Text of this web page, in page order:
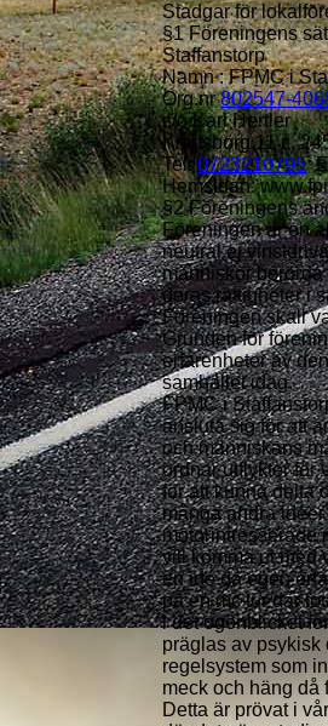
Stadgar för
§1 Föreningens
Staffanstorp
Namn : FPMC i
Org.nr802547-
c/o Karl Hertler
Knutsborg 11 c,
Tel:0723210795
Hemsidan:
§2 Föreningens
Föreningen är en
neutral ej
människor
deras rättigheter i
Föreningen skall
Grunden för
erfarenheter av
samhället idag.
FPMC i
ansluta sig för att
och människans
ordnar utflykter för
för att kunna delta
många andra
motorintresserade
vill komma ut med
en idé då egen
på en mc tur där
i det ögonblicket
präglas av psykisk
regelsystem som
meck och häng då
Detta är prövat i